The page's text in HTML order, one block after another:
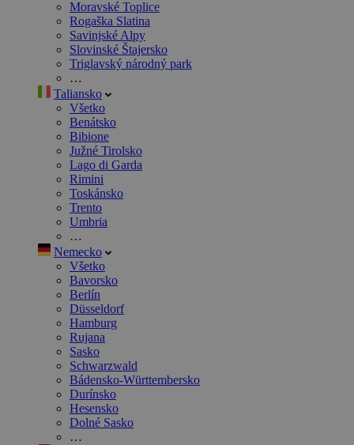
Moravské Toplice
Rogaška Slatina
Savinjské Alpy
Slovinské Štajersko
Triglavský národný park
…
Taliansko
Všetko
Benátsko
Bibione
Južné Tirolsko
Lago di Garda
Rimini
Toskánsko
Trento
Umbria
…
Nemecko
Všetko
Bavorsko
Berlín
Düsseldorf
Hamburg
Rujana
Sasko
Schwarzwald
Bádensko-Württembersko
Durínsko
Hesensko
Dolné Sasko
…